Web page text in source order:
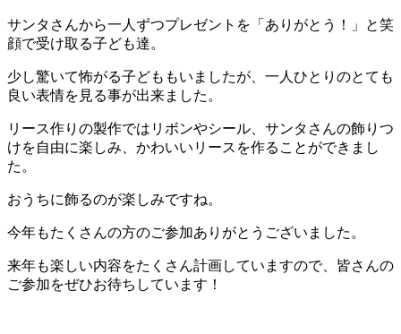
サンタさんから一人ずつプレゼントを「ありがとう！」と笑
顔で受け取る子ども達。
少し驚いて怖がる子どももいましたが、一人ひとりのとても
良い表情を見る事が出来ました。
リース作りの製作ではリボンやシール、サンタさんの飾りつ
けを自由に楽しみ、かわいいリースを作ることができまし
た。
おうちに飾るのが楽しみですね。
今年もたくさんの方のご参加ありがとうございました。
来年も楽しい内容をたくさん計画していますので、皆さんの
ご参加をぜひお待ちしています！